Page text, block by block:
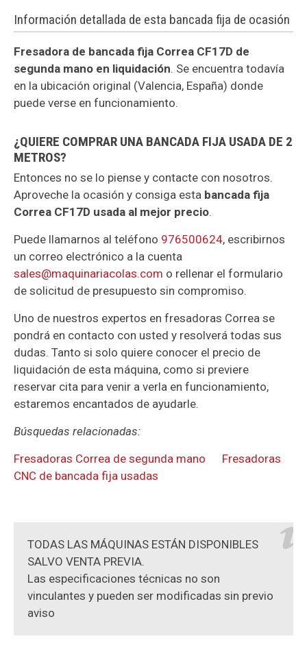
Información detallada de esta bancada fija de ocasión
Fresadora de bancada fija Correa CF17D de
segunda mano en liquidación. Se encuentra todavía
en la ubicación original (Valencia, España) donde
puede verse en funcionamiento.
¿QUIERE COMPRAR UNA BANCADA FIJA USADA DE 2
METROS?
Entonces no se lo piense y contacte con nosotros.
Aproveche la ocasión y consiga esta bancada fija
Correa CF17D usada al mejor precio.
Puede llamarnos al teléfono 976500624, escribirnos
un correo electrónico a la cuenta
sales@maquinariacolas.com o rellenar el formulario
de solicitud de presupuesto sin compromiso.
Uno de nuestros expertos en fresadoras Correa se
pondrá en contacto con usted y resolverá todas sus
dudas. Tanto si solo quiere conocer el precio de
liquidación de esta máquina, como si previere
reservar cita para venir a verla en funcionamiento,
estaremos encantados de ayudarle.
Búsquedas relacionadas:
Fresadoras Correa de segunda mano
Fresadoras
CNC de bancada fija usadas
TODAS LAS MÁQUINAS ESTÁN DISPONIBLES
SALVO VENTA PREVIA.
Las especificaciones técnicas no son
vinculantes y pueden ser modificadas sin previo
aviso